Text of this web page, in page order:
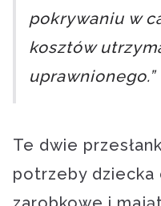
pokrywaniu w
kosztów
uprawnionego.”
Te dwie
potrzeby dziecka